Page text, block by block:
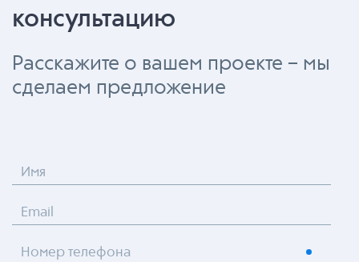
консультацию
Расскажите о вашем проекте – мы
сделаем предложение
Имя
Email
Номер телефона